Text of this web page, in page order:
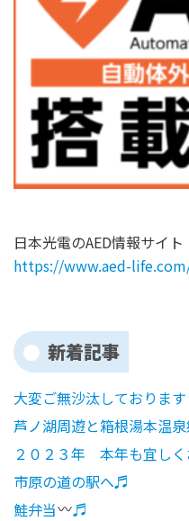
日本光電のAED情報サイト
https://www.aed-
新着記事
大変ご無沙汰しております
芦ノ湖周遊と箱根湯本温
２０２３年 本年も宜しく
市原の道の駅へ♬
鮭弁当
♬